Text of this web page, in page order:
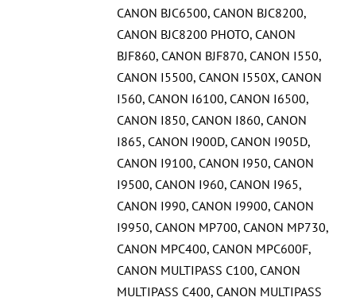
CANON BJC6500, CANON BJC8200,
CANON BJC8200 PHOTO, CANON
BJF860, CANON BJF870, CANON I550,
CANON I5500, CANON I550X, CANON
I560, CANON I6100, CANON I6500,
CANON I850, CANON I860, CANON
I865, CANON I900D, CANON I905D,
CANON I9100, CANON I950, CANON
I9500, CANON I960, CANON I965,
CANON I990, CANON I9900, CANON
I9950, CANON MP700, CANON MP730,
CANON MPC400, CANON MPC600F,
CANON MULTIPASS C100, CANON
MULTIPASS C400, CANON MULTIPASS